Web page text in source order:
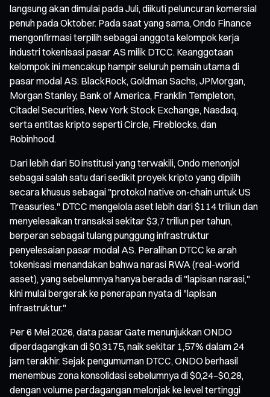
langsung akan dimulai pada Juli, diikuti peluncuran komersial
penuh pada Oktober. Pada saat yang sama, Ondo Finance
mengonfirmasi terpilih sebagai anggota kelompok kerja
industri tokenisasi pasar AS milik DTCC. Keanggotaan
kelompok ini mencakup hampir seluruh pemain utama di
pasar modal AS: BlackRock, Goldman Sachs, JPMorgan,
Morgan Stanley, Bank of America, Franklin Templeton,
Citadel Securities, New York Stock Exchange, Nasdaq,
serta entitas kripto seperti Circle, Fireblocks, dan
Robinhood.
Dari lebih dari 50 institusi yang terwakili, Ondo menonjol
sebagai salah satu dari sedikit proyek kripto yang dipilih
secara khusus sebagai "protokol native on-chain untuk US
Treasuries." DTCC mengelola aset lebih dari $114 triliun dan
menyelesaikan transaksi sekitar $3,7 triliun per tahun,
berperan sebagai tulang punggung infrastruktur
penyelesaian pasar modal AS. Peralihan DTCC ke arah
tokenisasi menandakan bahwa narasi RWA (real-world
asset), yang sebelumnya hanya berada di "lapisan narasi,"
kini mulai bergerak ke penerapan nyata di "lapisan
infrastruktur."
Per 6 Mei 2026, data pasar Gate menunjukkan ONDO
diperdagangkan di $0,3175, naik sekitar 1,57% dalam 24
jam terakhir. Sejak pengumuman DTCC, ONDO berhasil
menembus zona konsolidasi sebelumnya di $0,24–$0,28,
dengan volume perdagangan melonjak ke level tertinggi